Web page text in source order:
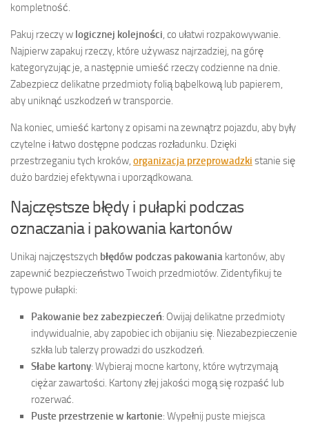
kompletność.
Pakuj rzeczy w logicznej kolejności , co ułatwi rozpakowywanie.
Najpierw zapakuj rzeczy, które używasz najrzadziej, na górę
kategoryzując je, a następnie umieść rzeczy codzienne na dnie.
Zabezpiecz delikatne przedmioty folią bąbelkową lub papierem,
aby uniknąć uszkodzeń w transporcie.
Na koniec, umieść kartony z opisami na zewnątrz pojazdu, aby były
czytelne i łatwo dostępne podczas rozładunku. Dzięki
przestrzeganiu tych kroków, organizacja przeprowadzki stanie się
dużo bardziej efektywna i uporządkowana.
Najczęstsze błędy i pułapki podczas
oznaczania i pakowania kartonów
Unikaj najczęstszych błędów podczas pakowania kartonów, aby
zapewnić bezpieczeństwo Twoich przedmiotów. Zidentyfikuj te
typowe pułapki:
Pakowanie bez zabezpieczeń: Owijaj delikatne przedmioty
indywidualnie, aby zapobiec ich obijaniu się. Niezabezpieczenie
szkła lub talerzy prowadzi do uszkodzeń.
Słabe kartony: Wybieraj mocne kartony, które wytrzymają
ciężar zawartości. Kartony złej jakości mogą się rozpaść lub
rozerwać.
Puste przestrzenie w kartonie: Wypełnij puste miejsca